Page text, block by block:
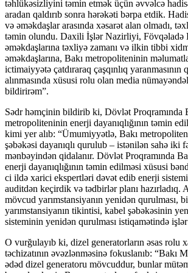
təhlükəsizliyini təmin etmək üçün əvvəlcə
aradan qaldırıb sonra hərəkəti bərpa etdik.
və əməkdaşlar arasında xəsarət alan olmadı,
təmin olundu. Daxili İşlər Nazirliyi, Fövqəladə
əməkdaşlarına təxliyə zamanı və ilkin tibbi
əməkdaşlarına, Bakı metropoliteninin
ictimaiyyətə çatdıraraq çaşqınlıq yaranmasının
alınmasında xüsusi rolu olan media
bildirirəm”.
Sədr həmçinin bildirib ki, Dövlət Proqramında
metropoliteninin enerji dayanıqlığının təmin
kimi yer alıb: “Ümumiyyətlə, Bakı
şəbəkəsi dayanıqlı qurulub – istənilən sahə iki
mənbəyindən qidalanır. Dövlət Proqramında
enerji dayanıqlığının təmin edilməsi xüsusi
ci ildə xarici ekspertləri dəvət edib enerji
auditdən keçirdik və tədbirlər planı hazırladıq.
mövcud yarımstansiyanın yenidən qurulması,
yarımstansiyanın tikintisi, kabel şəbəkəsinin
sisteminin yenidən qurulması istiqamətində
O vurğulayıb ki, dizel generatorların əsas rolu
təchizatının əvəzlənməsinə fokuslanıb: “Bakı
ədəd dizel generatoru mövcuddur, bunlar